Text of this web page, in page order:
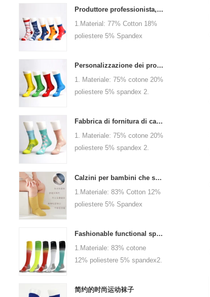
Produttore professionista, benvenuto in ordine
1.Material: 77% Cotton 18%
poliestere 5% Spandex
4.MOQ: 1000 paia / colore
azienda o il logo del marchio
Personalizzazione dei produttori di calzini da donna elabora - Benvenuti in disegni e campioni
1. Materiale: 75% cotone 20%
poliestere 5% spandex 2.
5.Logo: personalizzato la tua
logo
Fabbrica di fornitura di calzini da donna, benvenuto al tuo ordine
1. Materiale: 75% cotone 20%
poliestere 5% spandex 2.
personalizzato 4.MOQ: 1000
paia/colore 5.Logo:
il tuo logo
Calzini per bambini che si prendono cura della crescita del tuo bambino, benvenuti in fabbrica per l'ingrosso e l'acquisto
1.Materiale: 83% Cotton 12%
poliestere 5% Spandex
mesi, 6-12 mesi, 1-3 anni
bambino o come
paia / colore 5.Logo:
Fashionable functional sports socks and exquisite personalized pressure socks
1.Materiale: 83% cotone
12% poliestere 5% spandex2.
o personalizzato3.size: adulto
简约的时尚运动袜子